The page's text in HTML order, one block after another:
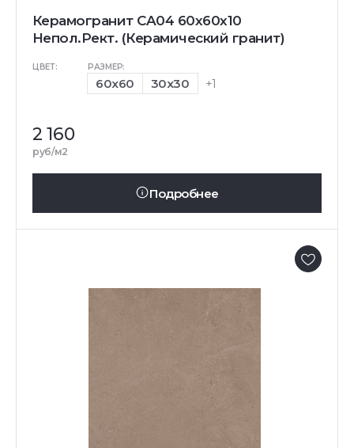
Керамогранит CA04 60x60x10
Непол.Рект. (Керамический гранит)
ЦВЕТ: РАЗМЕР:
60x60 30x30 +1
2 160
руб/м2
Подробнее